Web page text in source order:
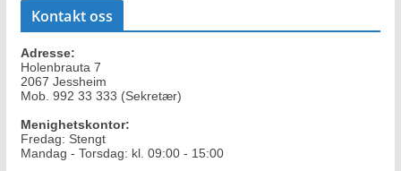
Kontakt oss
Adresse:
Holenbrauta 7
2067 Jessheim
Mob. 992 33 333 (Sekretær)
Menighetskontor:
Fredag: Stengt
Mandag - Torsdag: kl. 09:00 - 15:00